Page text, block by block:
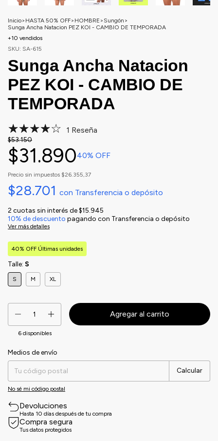
Inicio> HASTA 50% OFF> HOMBRE > Sungón >
Sunga Ancha Natacion PEZ KOI - CAMBIO DE TEMPORADA
+10 vendidos
SKU: SA-615
Sunga Ancha Natacion
PEZ KOI - CAMBIO DE
TEMPORADA
1 Reseña
$53.150
$31.89040% OFF
Precio sin impuestos $26.355,37
$28.701 con Transferencia o depósito
2 cuotas sin interés de$15.945
10% de descuento pagando con Transferencia o depósito
Ver más detalles
40% OFF Últimas unidades
Talle: S
S M XL
6 disponibles
Entregas para el CP:
Medios de envío
Calcular
No sé mi código postal
Devoluciones
Hasta 10 días después de tu compra
Compra segura
Tus datos protegidos